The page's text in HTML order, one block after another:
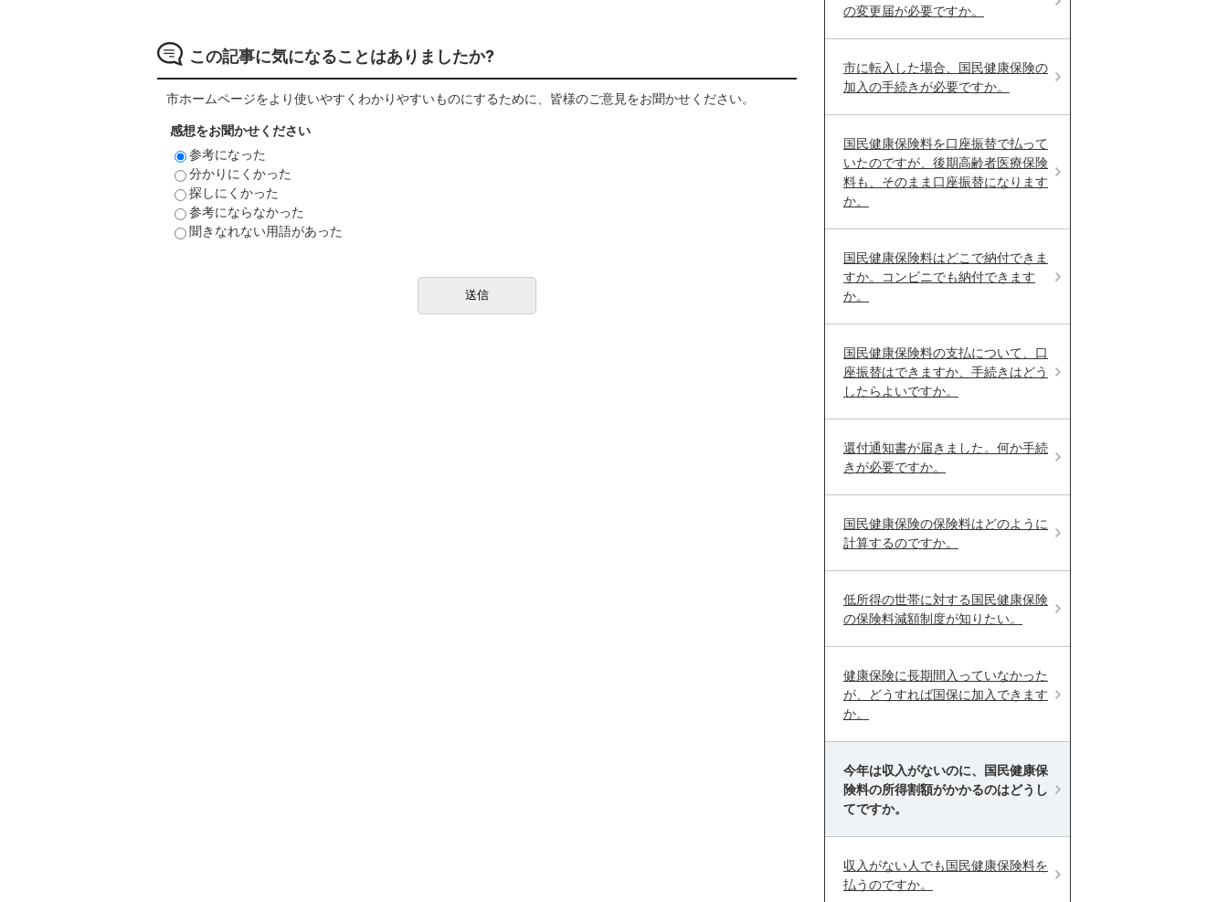
この記事に気になることはありましたか?
市ホームページをより使いやすくわかりやすいものにするために、皆様のご意見をお聞かせください。
感想をお聞かせください
参考になった
分かりにくかった
探しにくかった
参考にならなかった
聞きなれない用語があった
の変更届が必要ですか。
市に転入した場合、国民健康保険の
加入の手続きが必要ですか。
国民健康保険料を口座振替で払って
いたのですが、後期高齢者医療保険
料も、そのまま口座振替になります
か。
国民健康保険料はどこで納付できま
すか。コンビニでも納付できます
か。
国民健康保険料の支払について、口
座振替はできますか、手続きはどう
したらよいですか。
還付通知書が届きました。何か手続
きが必要ですか。
国民健康保険の保険料はどのように
計算するのですか。
低所得の世帯に対する国民健康保険
の保険料減額制度が知りたい。
健康保険に長期間入っていなかった
が、どうすれば国保に加入できます
か。
今年は収入がないのに、国民健康保
険料の所得割額がかかるのはどうし
てですか。
収入がない人でも国民健康保険料を
払うのですか。